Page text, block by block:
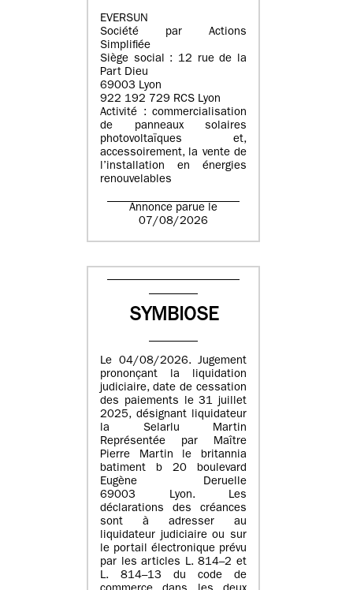
EVERSUN
Société par Actions
Simplifiée
Siège social : 12 rue de la
Part Dieu
69003 Lyon
922 192 729 RCS Lyon
Activité : commercialisation
de panneaux solaires
photovoltaïques et,
accessoirement, la vente de
l’installation en énergies
renouvelables
Annonce parue le
07/08/2026
SYMBIOSE
Le 04/08/2026. Jugement
prononçant la liquidation
judiciaire, date de cessation
des paiements le 31 juillet
2025, désignant liquidateur
la Selarlu Martin
Représentée par Maître
Pierre Martin le britannia
batiment b 20 boulevard
Eugène Deruelle
69003 Lyon. Les
déclarations des créances
sont à adresser au
liquidateur judiciaire ou sur
le portail électronique prévu
par les articles L. 814–2 et
L. 814–13 du code de